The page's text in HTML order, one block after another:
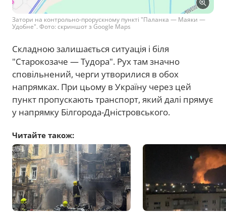
Затори на контрольно-прорускному пункті "Паланка — Маяки —
Удобне". Фото: скриншот з Google Maps
Складною залишається ситуація і біля
"Старокозаче — Тудора". Рух там значно
сповільнений, черги утворилися в обох
напрямках. При цьому в Україну через цей
пункт пропускають транспорт, який далі прямує
у напрямку Білгорода-Дністровського.
Читайте також: